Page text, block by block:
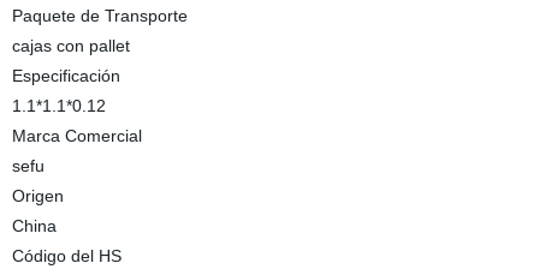
Paquete de Transporte
cajas con pallet
Especificación
1.1*1.1*0.12
Marca Comercial
sefu
Origen
China
Código del HS